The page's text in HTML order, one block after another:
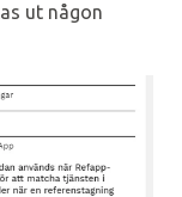
ut någon